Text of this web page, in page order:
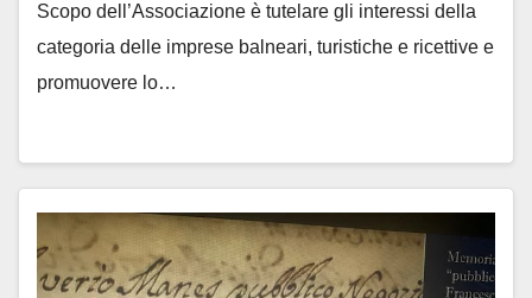
Scopo dell’Associazione è tutelare gli interessi della
categoria delle imprese balneari, turistiche e ricettive e
promuovere lo…